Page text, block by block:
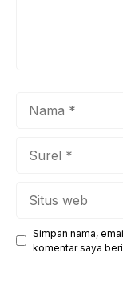
Simpan nama,
komentar saya